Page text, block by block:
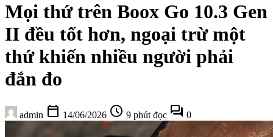
Mọi thứ trên Boox Go 10.3 Gen
II đều tốt hơn, ngoại trừ một
thứ khiến nhiều người phải
đắn đo
admin calendar_today 14/06/2026 schedule 9 phút đọc forum 0